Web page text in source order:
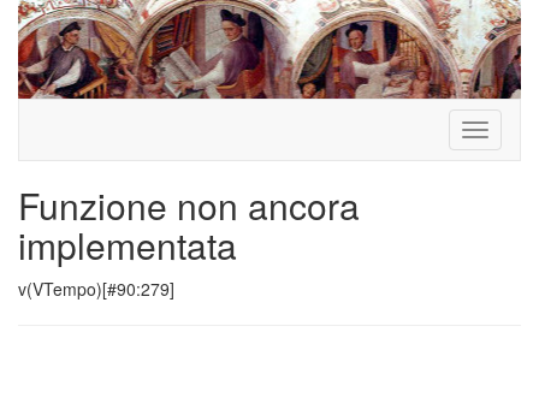
Toggle
Funzione non ancora
implementata
v(VTempo)[#90:279]